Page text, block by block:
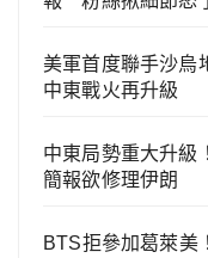
美軍首度聯手沙烏
中東戰火再升級
中東局勢重大升
簡報欲修理伊朗
BTS拒參加葛萊